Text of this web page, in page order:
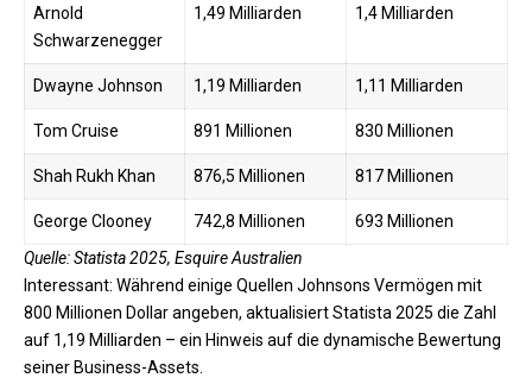
Arnold
Schwarzenegger
1,49 Milliarden 1,4 Milliarden
Dwayne Johnson 1,19 Milliarden 1,11 Milliarden
Tom Cruise 891 Millionen 830 Millionen
Shah Rukh Khan 876,5 Millionen 817 Millionen
George Clooney 742,8 Millionen
693 Millionen
Quelle: Statista 2025, Esquire Australien
Interessant: Während einige Quellen Johnsons Vermögen mit
800 Millionen Dollar angeben, aktualisiert Statista 2025 die Zahl
auf 1,19 Milliarden – ein Hinweis auf die dynamische Bewertung
seiner Business-Assets.